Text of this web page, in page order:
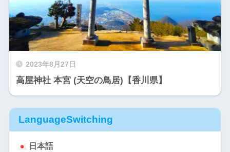
2023年8月27日
高屋神社 本宮 (天空の鳥居)【香川県】
LanguageSwitching
日本語